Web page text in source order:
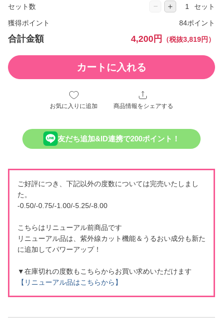
セット数 − ＋ セット
獲得ポイント 84ポイント
合計金額 4,200円 （税抜3,819円）
カートに入れる
お気に入りに追加 商品情報をシェアする
友だち追加&ID連携で200ポイント！
ご好評につき、下記以外の度数については完売いたしまし
た。
-0.50/-0.75/-1.00/-5.25/-8.00
こちらはリニューアル前商品です
リニューアル品は、紫外線カット機能＆うるおい成分も新た
に追加してパワーアップ！
▼在庫切れの度数もこちらからお買い求めいただけます
【リニューアル品はこちらから】